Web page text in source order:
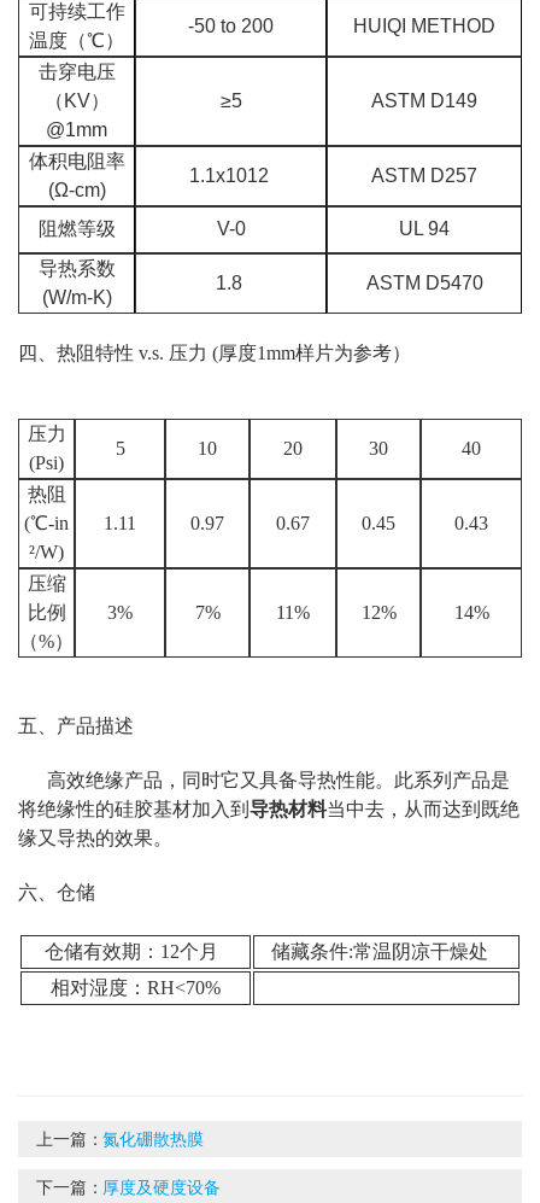
可持续工作
温度（℃）
-50 to 200 HUIQI METHOD
击穿电压
（KV）
@1mm
≥5 ASTM D149
体积电阻率
(Ω-cm)
1.1x1012 ASTM D257
阻燃等级 V-0
UL 94
导热系数
(W/m-K)
1.8 ASTM D5470
四、热阻特性 v.s. 压力 (厚度1mm样片为参考）
压力
(Psi)
5 10 20 30 40
热阻
(℃-in
²/W)
1.11 0.97 0.67 0.45 0.43
压缩
比例
（%）
3% 7% 11% 12% 14%
五、产品描述
高效绝缘产品，同时它又具备导热性能。此系列产品是
将绝缘性的硅胶基材加入到 导热材料当中去，从而达到既绝
缘又导热的效果。
六、仓储
仓储有效期：12个月
储藏条件:常温阴凉干燥处
相对湿度：RH<70%
上一篇：氮化硼散热膜
下一篇： 厚度及硬度设备